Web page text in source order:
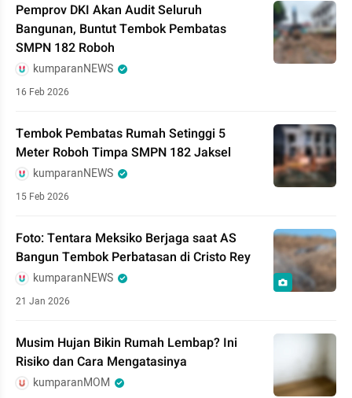
Pemprov DKI Akan Audit Seluruh
Bangunan, Buntut Tembok Pembatas
SMPN 182 Roboh
kumparanNEWS
16 Feb 2026
Tembok Pembatas Rumah Setinggi 5
Meter Roboh Timpa SMPN 182 Jaksel
kumparanNEWS
15 Feb 2026
Foto: Tentara Meksiko Berjaga saat AS
Bangun Tembok Perbatasan di Cristo Rey
kumparanNEWS
21 Jan 2026
Musim Hujan Bikin Rumah Lembap? Ini
Risiko dan Cara Mengatasinya
kumparanMOM